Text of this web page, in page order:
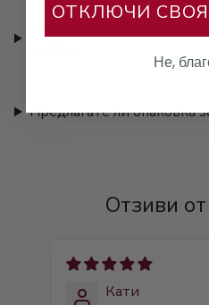
Предлагате ли опаковка
Отзиви
Кати
ОТКЛЮЧИ
Не,